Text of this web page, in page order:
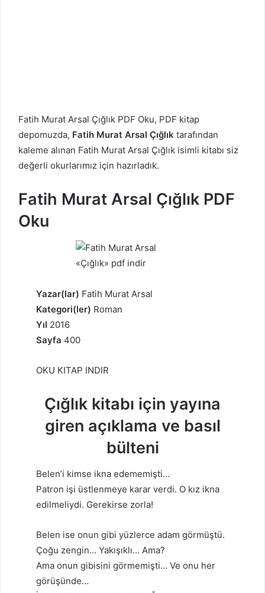
Fatih Murat Arsal Çığlık PDF Oku, PDF kitap
depomuzda, Fatih Murat Arsal Çığlık tarafından
kaleme alınan Fatih Murat Arsal Çığlık isimli kitabı siz
değerli okurlarımız için hazırladık.
Fatih Murat Arsal Çığlık PDF
Oku
Yazar(lar) Fatih Murat Arsal
Kategori(ler) Roman
Yıl 2016
Sayfa 400
OKU KITAP INDIR
Çığlık kitabı için yayına
giren açıklama ve basıl
bülteni
Belen’i kimse ikna edememişti…
Patron işi üstlenmeye karar verdi. O kız ikna
edilmeliydi. Gerekirse zorla!
Belen ise onun gibi yüzlerce adam görmüştü.
Çoğu zengin… Yakışıklı… Ama?
Ama onun gibisini görmemişti… Ve onu her
görüşünde…